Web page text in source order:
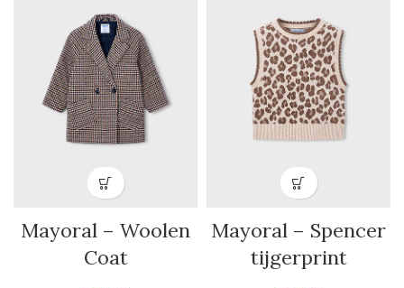
Mayoral – Woolen
Coat
Mayoral – Spencer
tijgerprint